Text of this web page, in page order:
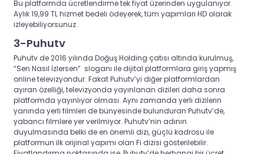
Bu platformda ücretlendirme tek fiyat üzerinden uygulanıyor.
Aylık 19,99 TL hizmet bedeli ödeyerek, tüm yapımları HD olarak
izleyebiliyorsunuz.
3-Puhutv
Puhutv de 2016 yılında Doğuş Holding çatısı altında kurulmuş,
“Sen Nasıl İzlersen” sloganı ile dijital platformlara giriş yapmış
online televizyondur. Fakat Puhutv’yi diğer platformlardan
ayıran özelliği, televizyonda yayınlanan dizileri daha sonra
platformda yayınlıyor olması. Aynı zamanda yerli dizilerin
yanında yerli filmleri de bünyesinde bulunduran Puhutv’de,
yabancı filmlere yer verilmiyor. Puhutv’nin adının
duyulmasında belki de en önemli dizi, güçlü kadrosu ile
platformun ilk orijinal yapımı olan Fi dizisi gösterilebilir.